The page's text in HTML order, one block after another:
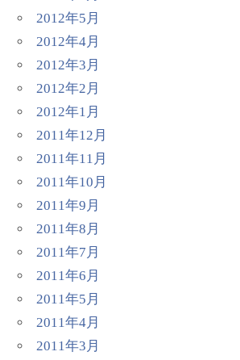
2012年5月
2012年4月
2012年3月
2012年2月
2012年1月
2011年12月
2011年11月
2011年10月
2011年9月
2011年8月
2011年7月
2011年6月
2011年5月
2011年4月
2011年3月